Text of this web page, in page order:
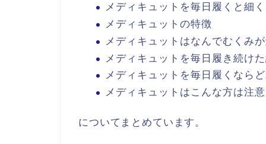
メディキュットを毎日履くと細く
メディキュットの特徴
メディキュットはなんでむくみ
メディキュットを毎日履き続け
メディキュットを毎日履くなら
メディキュットはこんな方は注意
についてまとめています。